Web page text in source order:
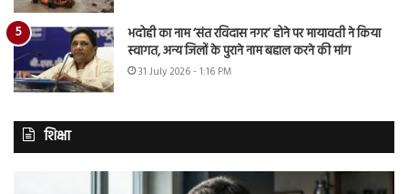
भदोही का नाम ‘संत रविदास नगर’ होने पर मायावती ने किया
स्वागत, अन्य जिलों के पुराने नाम बहाल करने की मांग
31 July 2026 - 1:16 PM
शिक्षा